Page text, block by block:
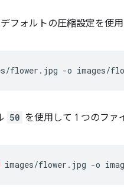
フォルトの圧縮設定を使
flower.jpg -o
50 を使用して 1 つのファ
images/flower.jpg -o